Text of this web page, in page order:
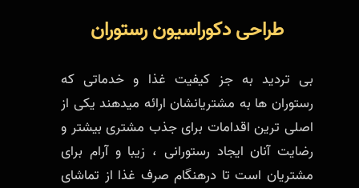
طراحی دکوراسیون رستوران
بی تردید به جز کیفیت غذا و خدماتی که
رستوران ها به مشتریانشان ارائه میدهند یکی از
اصلی ترین اقدامات برای جذب مشتری بیشتر و
رضایت آنان ایجاد رستورانی ، زیبا و آرام برای
مشتریان است تا درهنگام صرف غذا از تماشای